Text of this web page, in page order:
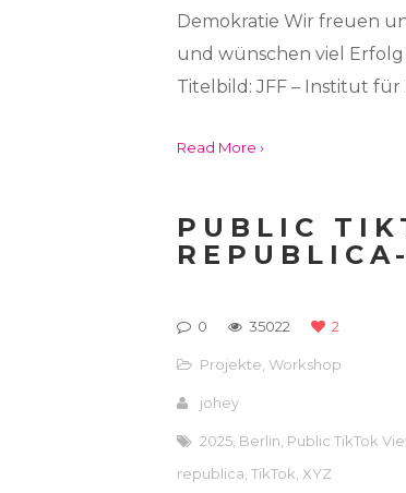
Demokratie Wir freuen
und wünschen viel
Titelbild: JFF – Institut
Read More ›
PUBLIC
0 35022 2
Projekte ,Workshop
johey
2025 Berlin Public TikTok
republica ,TikTok XYZ